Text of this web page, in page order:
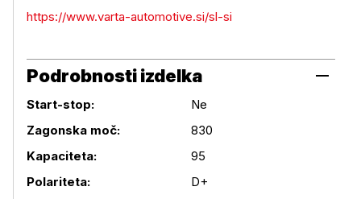
https://www.varta-automotive.si/sl-si
Podrobnosti izdelka
Podrobnosti izdelka
Start-stop:
Ne
Zagonska moč:
830
Kapaciteta:
95
Polariteta:
D+